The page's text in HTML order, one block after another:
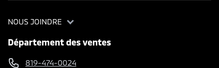
NOUS JOINDRE
Département des ventes
819-474-0024